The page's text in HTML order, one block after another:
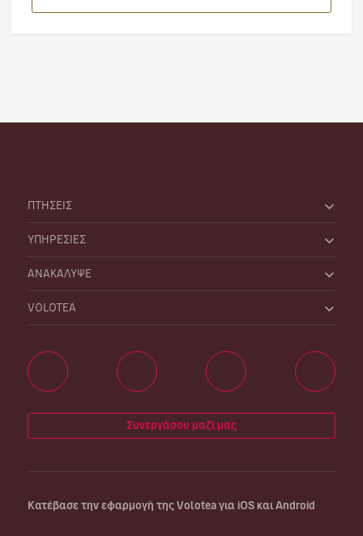
ΠΤΗΣΕΙΣ
ΥΠΗΡΕΣΙΕΣ
ΑΝΑΚΑΛΥΨΕ
VOLOTEA
Συνεργάσου μαζί μας
Κατέβασε την εφαρμογή της Volotea για iOS και Android